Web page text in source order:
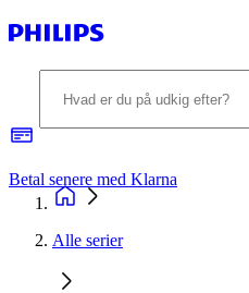
Betal senere med Klarna
Alle serier